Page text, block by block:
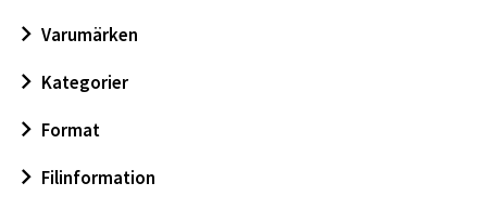
Varumärken
Kategorier
Format
Filinformation